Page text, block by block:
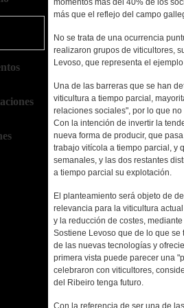
momentos más del 40% de los
más que el reflejo del campo
No se trata de una ocurrencia
realizaron grupos de viticultores,
Levoso, que representa el
Una de las barreras que se han
viticultura a tiempo parcial,
relaciones sociales", por lo que
Con la intención de invertir la
nueva forma de producir, que
trabajo vitícola a tiempo parcial, y
semanales, y las dos restantes
a tiempo parcial su explotación.
El planteamiento será objeto de
relevancia para la viticultura
y la reducción de costes,
Sostiene Levoso que de lo que se
de las nuevas tecnologías y
primera vista puede parecer una
celebraron con viticultores,
del Ribeiro tenga futuro.
Con la referencia de ser una de